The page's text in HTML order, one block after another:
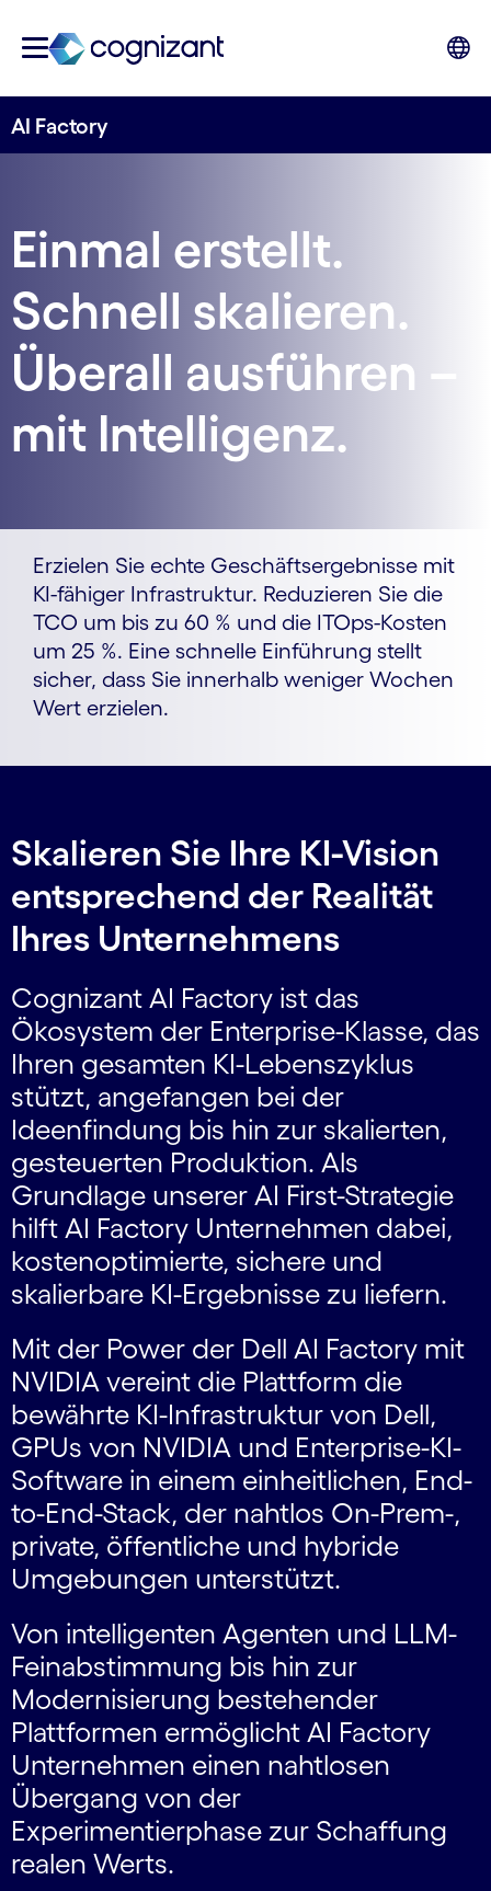
AI Factory
Einmal erstellt.
Schnell skalieren.
Überall ausführen –
mit Intelligenz.
Erzielen Sie echte Geschäftsergebnisse mit
KI-fähiger Infrastruktur. Reduzieren Sie die
TCO um bis zu 60 % und die ITOps-Kosten
um 25 %. Eine schnelle Einführung stellt
sicher, dass Sie innerhalb weniger Wochen
Wert erzielen.
Skalieren Sie Ihre KI-Vision
entsprechend der Realität
Ihres Unternehmens
Cognizant AI Factory ist das
Ökosystem der Enterprise-Klasse, das
Ihren gesamten KI-Lebenszyklus
stützt, angefangen bei der
Ideenfindung bis hin zur skalierten,
gesteuerten Produktion. Als
Grundlage unserer AI First-Strategie
hilft AI Factory Unternehmen dabei,
kostenoptimierte, sichere und
skalierbare KI-Ergebnisse zu liefern.
Mit der Power der Dell AI Factory mit
NVIDIA vereint die Plattform die
bewährte KI-Infrastruktur von Dell,
GPUs von NVIDIA und Enterprise-KI-
Software in einem einheitlichen, End-
to-End-Stack, der nahtlos On-Prem-,
private, öffentliche und hybride
Umgebungen unterstützt.
Von intelligenten Agenten und LLM-
Feinabstimmung bis hin zur
Modernisierung bestehender
Plattformen ermöglicht AI Factory
Unternehmen einen nahtlosen
Übergang von der
Experimentierphase zur Schaffung
realen Werts.